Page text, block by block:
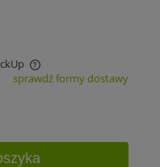
płatności
sprawdź formy dostawy